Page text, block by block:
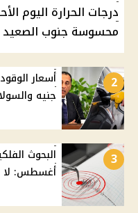
محسوسة جنوب الصعيد
2
جنيه والسولار
3
أغسطس: لا